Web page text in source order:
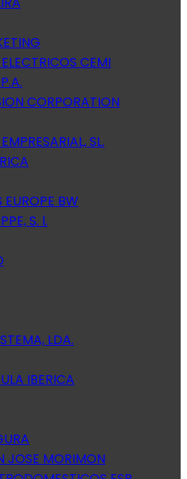
CEMI
CORPORATION
SL.
EUROPE BW
S. l.
LDA.
IBERICA
JOSE MORIMON